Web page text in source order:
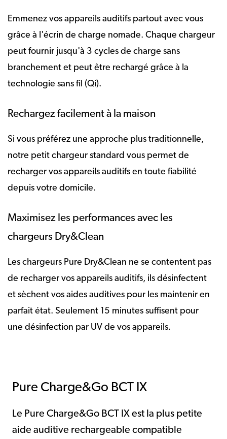
Emmenez vos appareils auditifs partout avec vous
grâce à l'écrin de charge nomade. Chaque chargeur
peut fournir jusqu'à 3 cycles de charge sans
branchement et peut être rechargé grâce à la
technologie sans fil (Qi).
Rechargez facilement à la maison
Si vous préférez une approche plus traditionnelle,
notre petit chargeur standard vous permet de
recharger vos appareils auditifs en toute fiabilité
depuis votre domicile.
Maximisez les performances avec les
chargeurs Dry&Clean
Les chargeurs Pure Dry&Clean ne se contentent pas
de recharger vos appareils auditifs, ils désinfectent
et sèchent vos aides auditives pour les maintenir en
parfait état. Seulement 15 minutes suffisent pour
une désinfection par UV de vos appareils.
Pure Charge&Go BCT IX
Le Pure Charge&Go BCT IX est la plus petite
aide auditive rechargeable compatible